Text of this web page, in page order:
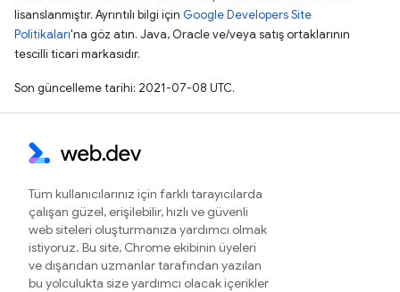
lisanslanmıştır. Ayrıntılı bilgi için Google Developers Site
Politikaları'na göz atın. Java, Oracle ve/veya satış ortaklarının
tescilli ticari markasıdır.
Son güncelleme tarihi: 2021-07-08 UTC.
Tüm kullanıcılarınız için farklı tarayıcılarda
çalışan güzel, erişilebilir, hızlı ve güvenli
web siteleri oluşturmanıza yardımcı olmak
istiyoruz. Bu site, Chrome ekibinin üyeleri
ve dışarıdan uzmanlar tarafından yazılan
bu yolculukta size yardımcı olacak içerikler